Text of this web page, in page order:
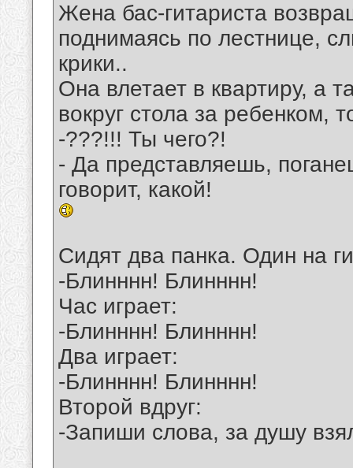
Жена бас-гитариста
поднимаясь по лестнице,
крики..
Она влетает в квартиру, а
вокруг стола за ребенком,
-???!!! Ты чего?!
- Да представляешь,
говорит, какой!
Сидят два панка. Один на
-Блинннн! Блинннн!
Час игpает:
-Блинннн! Блинннн!
Два игpает:
-Блинннн! Блинннн!
Второй вдруг:
-Запиши слова, за душу